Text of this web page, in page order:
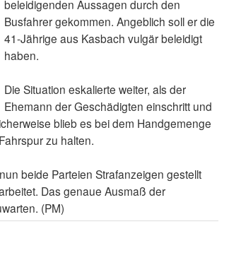
beleidigenden Aussagen durch den
Busfahrer gekommen. Angeblich soll er die
41-Jährige aus Kasbach vulgär beleidigt
haben.
Die Situation eskalierte weiter, als der
Ehemann der Geschädigten einschritt und
blieb es bei dem Handgemenge
zu halten.
beide Parteien Strafanzeigen gestellt
Das genaue Ausmaß der
(PM)